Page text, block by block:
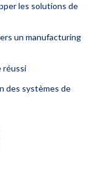
les solutions de
un manufacturing
réussi
des systèmes de